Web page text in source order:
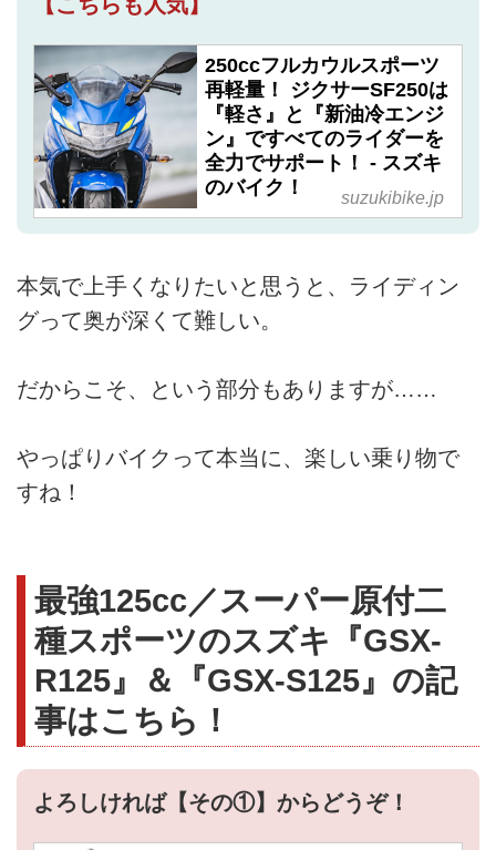
250ccフルカウルスポーツ
再軽量！ ジクサーSF250は
『軽さ』と『新油冷エンジ
ン』ですべてのライダーを
全力でサポート！ - スズキ
のバイク！
suzukibike.jp
本気で上手くなりたいと思うと、ライディン
グって奥が深くて難しい。
だからこそ、という部分もありますが……
やっぱりバイクって本当に、楽しい乗り物で
すね！
最強125cc／スーパー原付二
種スポーツのスズキ『GSX-
R125』＆『GSX-S125』の記
事はこちら！
よろしければ【その①】からどうぞ！